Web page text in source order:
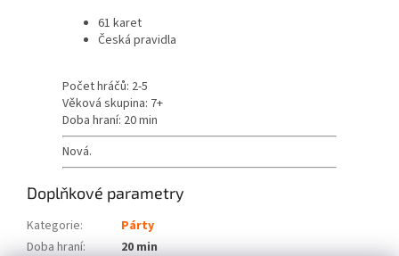
61 karet
Česká pravidla
Počet hráčů: 2-5
Věková skupina: 7+
Doba hraní: 20 min
Nová.
Doplňkové parametry
Kategorie:
Párty
Doba hraní: 20 min